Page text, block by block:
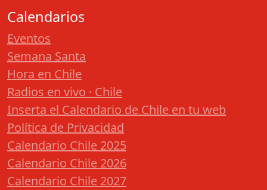
Calendarios
Eventos
Semana Santa
Hora en Chile
Radios en vivo · Chile
Inserta el Calendario de Chile en tu web
Política de Privacidad
Calendario Chile 2025
Calendario Chile 2026
Calendario Chile 2027